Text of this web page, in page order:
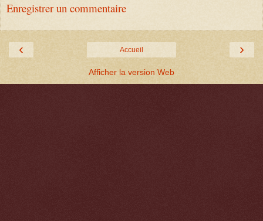
Enregistrer un commentaire
‹ ›
Accueil
Afficher la version Web